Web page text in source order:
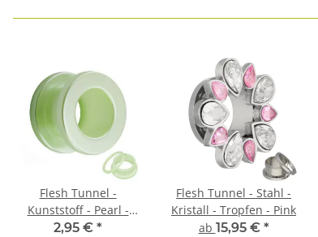
Flesh Tunnel -
Kunststoff - Pearl -
Grün
2,95 € *
Flesh Tunnel - Stahl -
Kristall - Tropfen - Pink
ab 15,95 € *